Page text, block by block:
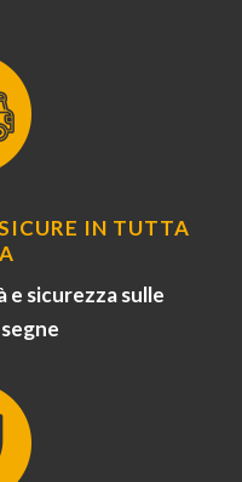
IN TUTTA
e sicurezza sulle